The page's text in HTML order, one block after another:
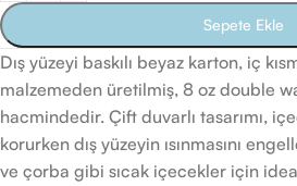
Sepete Ekle
Dış yüzeyi baskılı beyaz karton, iç
malzemeden üretilmiş, 8 oz double
hacmindedir. Çift duvarlı tasarımı,
korurken dış yüzeyin ısınmasını
ve çorba gibi sıcak içecekler için